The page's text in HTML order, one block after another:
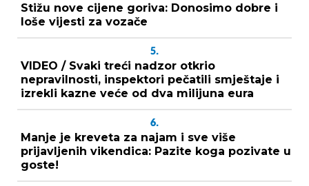
Stižu nove cijene goriva: Donosimo dobre i
loše vijesti za vozače
5.
VIDEO / Svaki treći nadzor otkrio
nepravilnosti, inspektori pečatili smještaje i
izrekli kazne veće od dva milijuna eura
6.
Manje je kreveta za najam i sve više
prijavljenih vikendica: Pazite koga pozivate u
goste!